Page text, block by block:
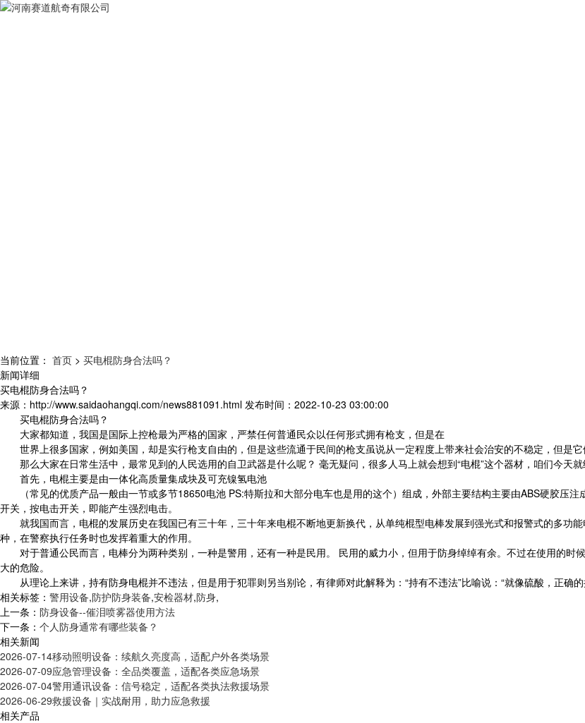
当前位置： 首页 > 买电棍防身合法吗？
新闻详细
买电棍防身合法吗？
来源： http://www.saidaohangqi.com/news881091.html 发布时间： 2022-10-23 03:00:00
买电棍防身合法吗？
大家都知道，我国是国际上控枪最为严格的国家，严禁任何普通民众以任何形式拥有枪支，但是在
世界上很多国家，例如美国，却是实行枪支自由的，但是这些流通于民间的枪支虽说从一定程度上带来社会治安的不稳定，但是它
那么大家在日常生活中，最常见到的人民选用的自卫武器是什么呢？ 毫无疑问，很多人马上就会想到“电棍”这个器材，咱们今天就
首先，电棍主要是由一体化高质量集成块及可充镍氢电池
（常见的优质产品一般由一节或多节18650电池 PS:特斯拉和大部分电车也是用的这个）组成，外部主要结构主要由ABS硬胶压
开关，按电击开关，即能产生强烈电击。
就我国而言，电棍的发展历史在我国已有三十年，三十年来电棍不断地更新换代，从单纯棍型电棒发展到强光式和报警式的多功
种，在警察执行任务时也发挥着重大的作用。
对于普通公民而言，电棒分为两种类别，一种是警用，还有一种是民用。 民用的威力小，但用于防身绰绰有余。不过在使用的时
大的危险。
从理论上来讲，持有防身电棍并不违法，但是用于犯罪则另当别论，有律师对此解释为：“持有不违法”比喻说：“就像硫酸，正确
相关标签： 警用设备,防护防身装备,安检器材,防身,
上一条： 防身设备--催泪喷雾器使用方法
下一条： 个人防身通常有哪些装备？
相关新闻
2026-07-14移动照明设备：续航久亮度高，适配户外各类场景
2026-07-09应急管理设备：全品类覆盖，适配各类应急场景
2026-07-04警用通讯设备：信号稳定，适配各类执法救援场景
2026-06-29救援设备｜实战耐用，助力应急救援
相关产品